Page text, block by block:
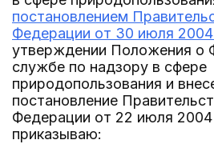
постановлением
Федерации от 30 июля 2004
утверждении Положения о
службе по надзору в сфере
природопользования и
постановление
Федерации от 22 июля 2004
приказываю: